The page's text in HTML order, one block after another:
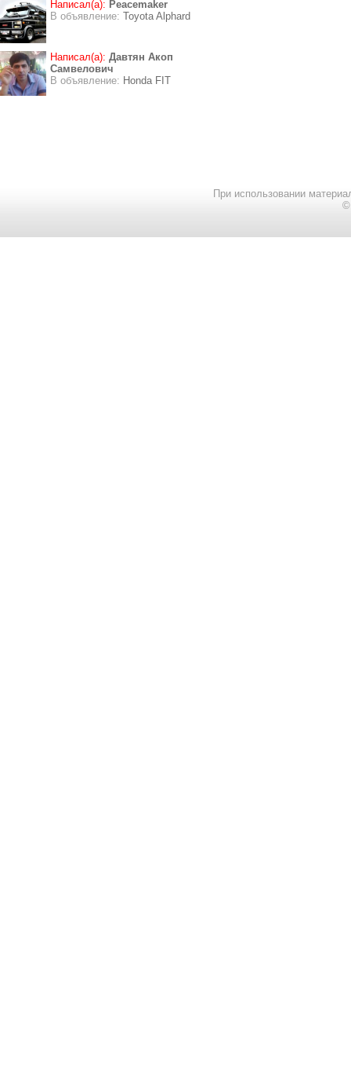
Написал(а): Peacemaker
В объявление: Toyota Alphard
Написал(а): Давтян Акоп
Самвелович
В объявление: Honda FIT
При использовании